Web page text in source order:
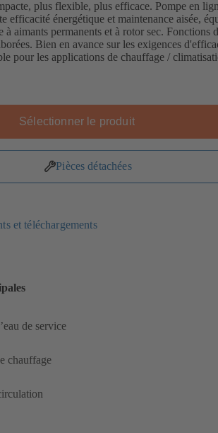
plus flexible, plus efficace. Pompe en
efficacité énergétique et maintenance aisée,
à aimants permanents et à rotor sec. Fonctions
Bien en avance sur les exigences
pour les applications de chauffage /
Sélectionner le produit
Pièces détachées
et téléchargements
de service
chauffage